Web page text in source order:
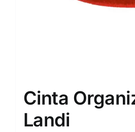
Cinta
Landi